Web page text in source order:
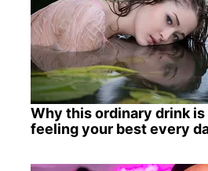
Why this ordinary drink
feeling your best every